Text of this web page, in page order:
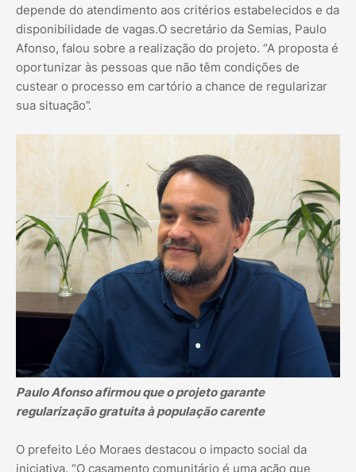
depende do atendimento aos critérios estabelecidos e da
disponibilidade de vagas.O secretário da Semias, Paulo
Afonso, falou sobre a realização do projeto. “A proposta é
oportunizar às pessoas que não têm condições de
custear o processo em cartório a chance de regularizar
sua situação”.
Paulo Afonso afirmou que o projeto garante
regularização gratuita à população carente
O prefeito Léo Moraes destacou o impacto social da
iniciativa. “O casamento comunitário é uma ação que